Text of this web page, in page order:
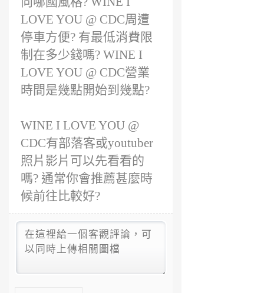
LOVE YOU @ CDC周遭
停車方便? 有最低消費限
制在多少錢嗎? WINE I
LOVE YOU @ CDC營業
時間是幾點開始到幾點?
WINE I LOVE YOU @
CDC有部落客或youtuber
照片影片可以先看看的
嗎? 通常你會推薦甚麼時
候前往比較好?